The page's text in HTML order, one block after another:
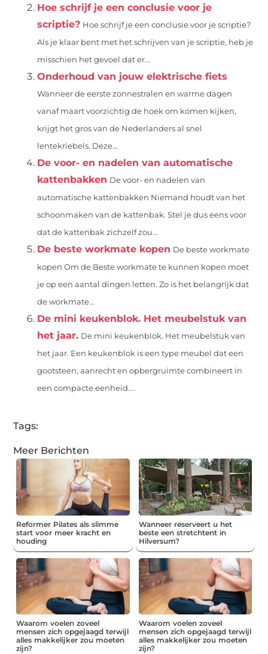
Hoe schrijf je een conclusie voor je
scriptie? Hoe schrijf je een conclusie voor je scriptie?
Als je klaar bent met het schrijven van je scriptie, heb je
misschien het gevoel dat er...
Onderhoud van jouw elektrische fiets
Wanneer de eerste zonnestralen en warme dagen
vanaf maart voorzichtig de hoek om komen kijken,
krijgt het gros van de Nederlanders al snel
lentekriebels. Deze...
De voor- en nadelen van automatische
kattenbakken De voor- en nadelen van
automatische kattenbakken Niemand houdt van het
schoonmaken van de kattenbak. Stel je dus eens voor
dat de kattenbak zichzelf zou...
De beste workmate kopen De beste workmate
kopen Om de Beste workmate te kunnen kopen moet
je op een aantal dingen letten. Zo is het belangrijk dat
de workmate...
De mini keukenblok. Het meubelstuk van
het jaar. De mini keukenblok. Het meubelstuk van
het jaar. Een keukenblok is een type meubel dat een
gootsteen, aanrecht en opbergruimte combineert in
een compacte eenheid....
Tags:
Meer Berichten
Reformer Pilates als slimme
start voor meer kracht en
houding
Wanneer reserveert u het
beste een stretchtent in
Hilversum?
Waarom voelen zoveel
mensen zich opgejaagd terwijl
alles makkelijker zou moeten
zijn?
Waarom voelen zoveel
mensen zich opgejaagd terwijl
alles makkelijker zou moeten
zijn?